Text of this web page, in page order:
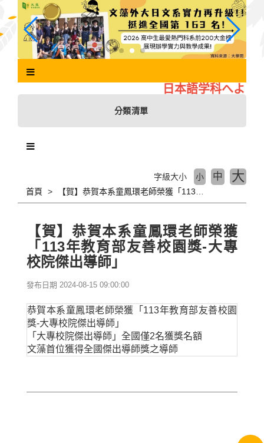
主
日本語学科へようこ
分類清單
首頁
字級大小 小 中 大
【賀】恭賀本系童鳳環老師榮獲
「113年教育部友善校園獎-大專
校院傑出導師」
發布日期 2024-08-15 09:00:00
恭賀本系童鳳環老師榮獲「113年教育部友善校園
獎-大專校院傑出導師」
「大專校院傑出導師」全國僅2名獲獎名額
文藻首位獲得全國傑出導師獎之導師